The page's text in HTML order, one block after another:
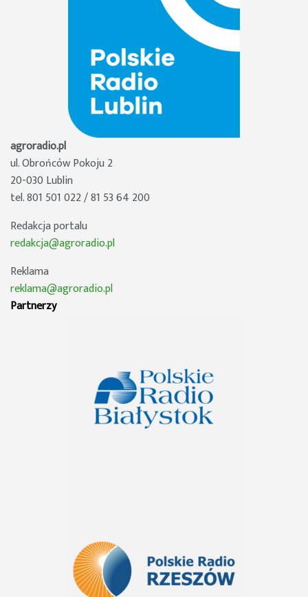
agroradio.pl
ul. Obrońców Pokoju 2
20-030 Lublin
tel. 801 501 022 / 81 53 64 200
Redakcja portalu
redakcja@agroradio.pl
Reklama
reklama@agroradio.pl
Partnerzy